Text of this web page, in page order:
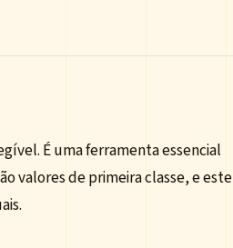
É uma ferramenta essencial
valores de primeira classe, e este